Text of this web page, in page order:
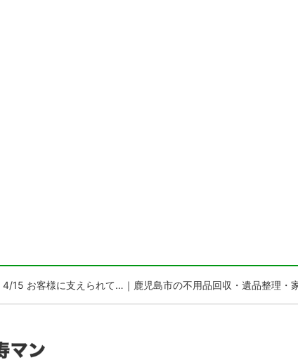
4/15 お客様に支えられて…｜鹿児島市の不用品回収・遺品整理・